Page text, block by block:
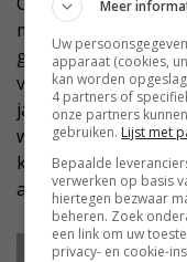
mogelijk neer te
geavanceerd
vooralsnog niet. 'Ik
jaar. De oudste is
weet ze nog niet.
kinderen die
aantrekkelijk
Meer
Uw
apparaat (cookies,
kan worden
4 partners of
onze partners
gebruiken. Lijst met
Bepaalde
verwerken op basis
hiertegen bezwaar
beheren. Zoek
een link om uw
privacy- en cookie-